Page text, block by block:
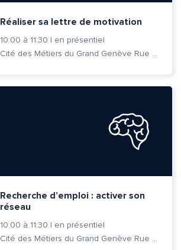
Réaliser sa lettre de motivation
10:00 à 11:30 | en présentiel
Cité des Métiers du Grand Genève Rue Prévost-Martin 6 1205 Genève
Recherche d’emploi : activer son
réseau
10:00 à 11:30 | en présentiel
Cité des Métiers du Grand Genève Rue Prévost-Martin 6 1205 Genève